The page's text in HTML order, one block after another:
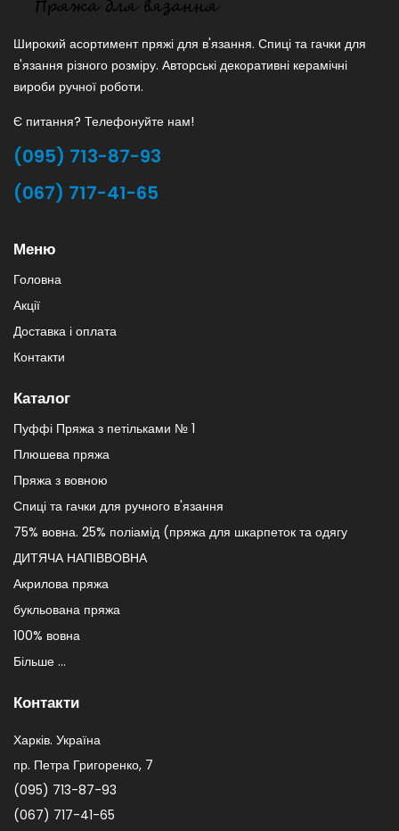
Широкий асортимент пряжі для в'язання. Спиці та гачки для
в'язання різного розміру. Авторські декоративні керамічні
вироби ручної роботи.
Є питання? Телефонуйте нам!
(095) 713-87-93
(067) 717-41-65
Меню
Головна
Акції
Доставка і оплата
Контакти
Каталог
Пуффі Пряжа з петільками № 1
Плюшева пряжа
Пряжа з вовною
Спиці та гачки для ручного в'язання
75% вовна. 25% поліамід (пряжа для шкарпеток та одягу
ДИТЯЧА НАПІВВОВНА
Акрилова пряжа
букльована пряжа
100% вовна
Більше ...
Контакти
Харків. Україна
пр. Петра Григоренко, 7
(095) 713-87-93
(067) 717-41-65